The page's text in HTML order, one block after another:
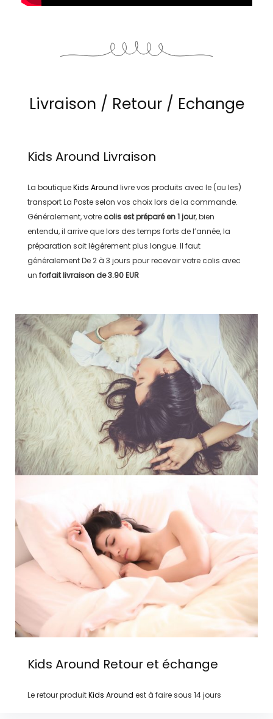
Livraison / Retour / Echange
Kids Around Livraison
La boutiqueKids Around livre vos produits avec le (ou les)
transportLa Posteselon vos choix lors de la commande.
Généralement, votre colis est préparé en1 jour, bien
entendu, il arrive que lors des temps forts de l’année, la
préparation soit légérement plus longue. Il faut
généralementDe 2 à 3 jours pour recevoir votre colis avec
un forfait livraison de3.90 EUR
Kids Around Retour et échange
Le retour produitKids Around est à faire sous 14 jours